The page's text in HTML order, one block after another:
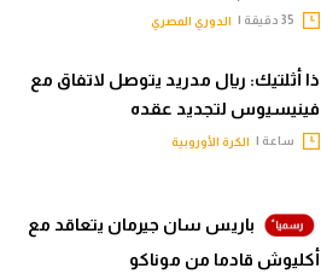
الدوري المصري
ذا أثلتيك: ريال مدريد يتوصل لاتفاق مع
فينيسيوس لتجديد عقده
ساعة | الكرة الأوروبية
باريس سان جيرمان يتعاقد مع
أكليوش قادما من موناكو